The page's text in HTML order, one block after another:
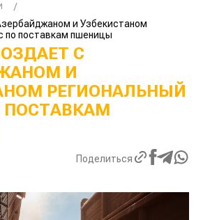
и Узбекистаном
по поставкам пшеницы
С
И
РЕГИОНАЛЬНЫЙ
ПОСТАВКАМ
Поделиться